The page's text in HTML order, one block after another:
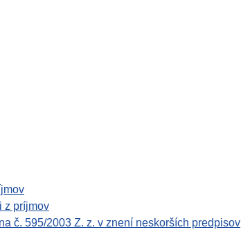
z príjmov
č. 595/2003 Z. z. v znení neskorších predpisov